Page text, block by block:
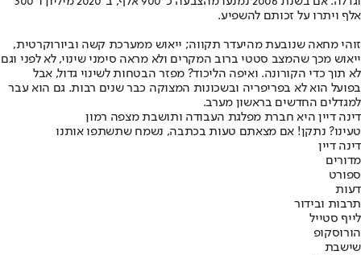
אלף ויתרו על זכותם להשפיע.
זוהי מחאה שנובעת מהיעדר תקווה; ייאוש ממערכת קשה וביורוקרטית,
ייאוש מכך שהמצב סטטי ברוב המקרים ולא מראה סימני שינוי, לא לפני וגם
לא תוך כדי הקורונה. ואיפה הליכוד? מפזר הבטחות לשינוי גדול, אבל
בפועל הוא לא בפריפריה ובשכונות המצוקה כבר שנים רבות. גם הוא עבר
למגדלים החדשים בראשון מערב.
דינה דיין היא חברת מפלגת העבודה ותושבת מצפה רמון
טעינו? נתקן! אם מצאתם טעות בכתבה, נשמח שתשתפו אותנו
דינה דיין
מדורים
ספורט
דעות
תרבות ובידור
לייף סטייל
הורוסקופ
שישבת